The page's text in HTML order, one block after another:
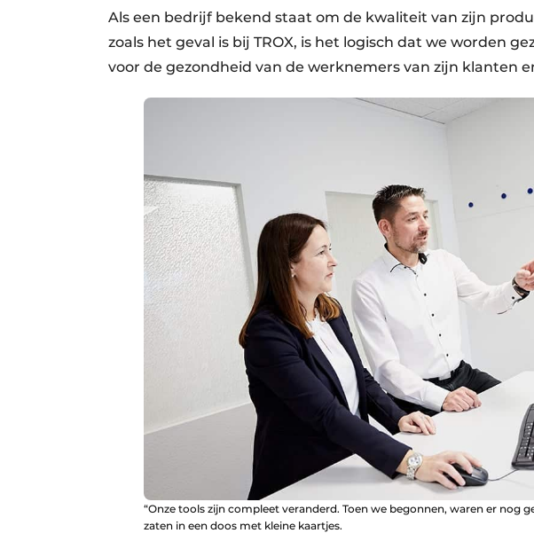
Als een bedrijf bekend staat om de kwaliteit van zijn
zoals het geval is bij TROX, is het logisch dat we worden
voor de gezondheid van de werknemers van zijn klanten
“Onze tools zijn compleet veranderd. Toen we begonnen, waren er nog
zaten in een doos met kleine kaartjes.